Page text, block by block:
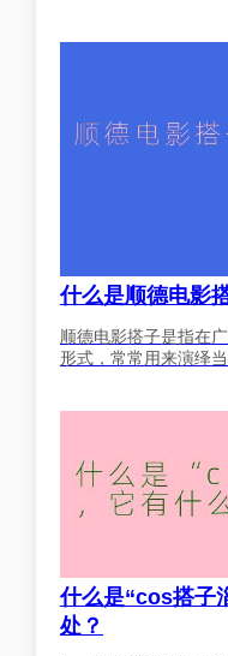
什么是顺德电影
顺德电影搭子是指在
形式，常常用来演绎
什么是“cos搭子
处？